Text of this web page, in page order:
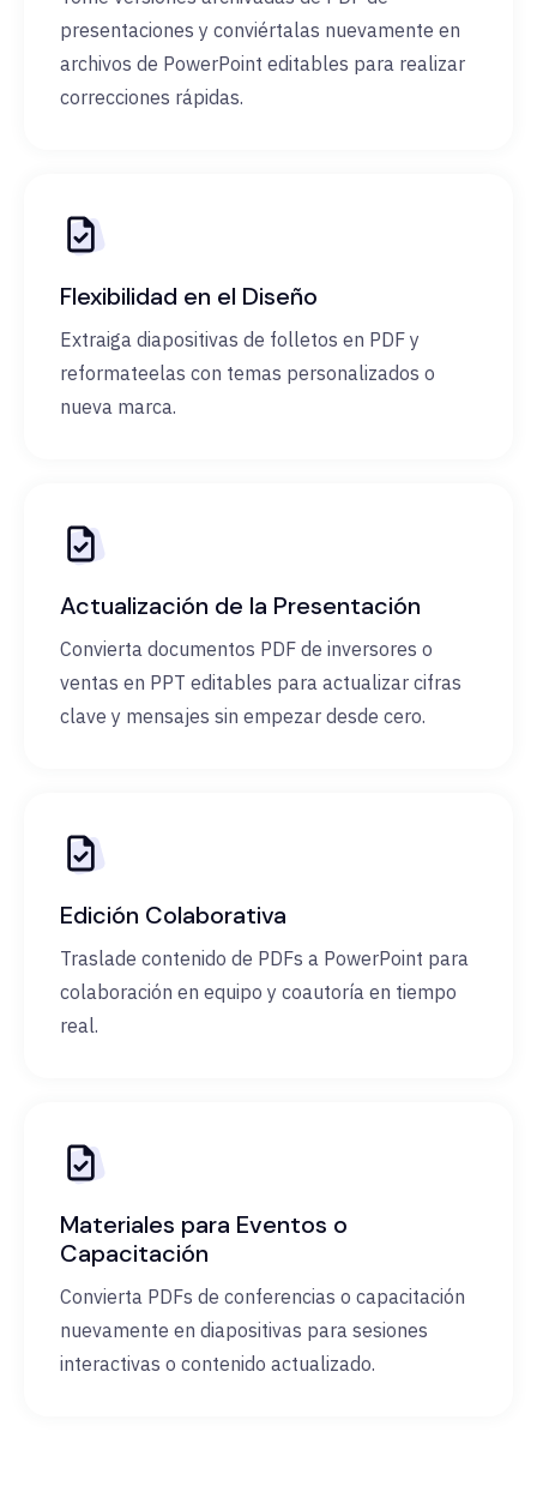
presentaciones y conviértalas nuevamente en
archivos de PowerPoint editables para realizar
correcciones rápidas.
Flexibilidad en el Diseño
Extraiga diapositivas de folletos en PDF y
reformateelas con temas personalizados o
nueva marca.
Actualización de la Presentación
Convierta documentos PDF de inversores o
ventas en PPT editables para actualizar cifras
clave y mensajes sin empezar desde cero.
Edición Colaborativa
Traslade contenido de PDFs a PowerPoint para
colaboración en equipo y coautoría en tiempo
real.
Materiales para Eventos o
Capacitación
Convierta PDFs de conferencias o capacitación
nuevamente en diapositivas para sesiones
interactivas o contenido actualizado.